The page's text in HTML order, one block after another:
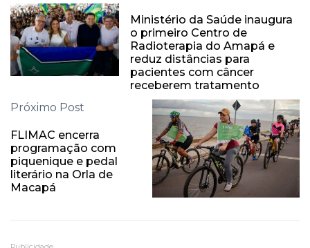
Ministério da Saúde inaugura
o primeiro Centro de
Radioterapia do Amapá e
reduz distâncias para
pacientes com câncer
receberem tratamento
Próximo Post
FLIMAC encerra
programação com
piquenique e pedal
literário na Orla de
Macapá